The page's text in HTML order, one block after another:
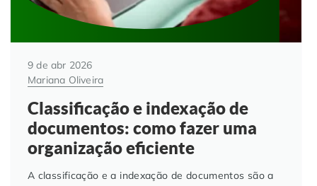
9 de abr 2026
Mariana Oliveira
Classificação e indexação de
documentos: como fazer uma
organização eficiente
A classificação e a indexação de documentos são a